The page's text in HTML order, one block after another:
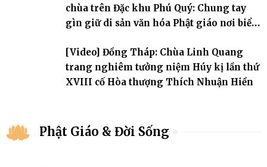
chùa trên Đặc khu Phú Quý: Chung tay
gìn giữ di sản văn hóa Phật giáo nơi biển
[Video] Đồng Tháp: Chùa Linh Quang
trang nghiêm tưởng niệm Húy kị lần thứ
XVIII cố Hòa thượng Thích Nhuận Hiền
Phật Giáo & Đời Sống